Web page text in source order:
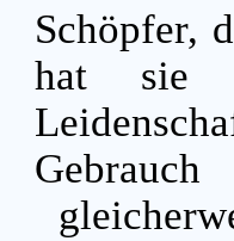
Schöpfer,
hat sie